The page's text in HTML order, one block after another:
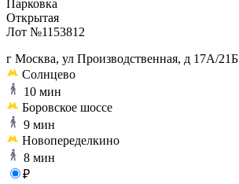
Парковка
Открытая
Лот №1153812
г Москва, ул Производственная, д 17А/21Б
Солнцево
10 мин
Боровское шоссе
9 мин
Новопеределкино
8 мин
₽